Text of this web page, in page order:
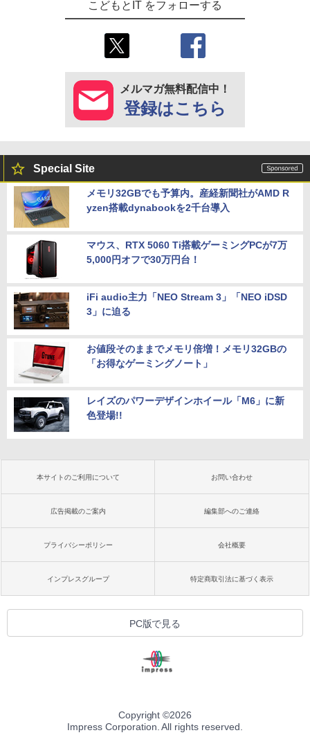
こどもとIT をフォローする
メルマガ無料配信中！
登録はこちら
Special Site
メモリ32GBでも予算内。産経新聞社がAMD R
yzen搭載dynabookを2千台導入
マウス、RTX 5060 Ti搭載ゲーミングPCが7万
5,000円オフで30万円台！
iFi audio主力「NEO Stream 3」「NEO iDSD
3」に迫る
お値段そのままでメモリ倍増！メモリ32GBの
「お得なゲーミングノート」
レイズのパワーデザインホイール「M6」に新
色登場!!
本サイトのご利用について お問い合わせ
広告掲載のご案内 編集部へのご連絡
プライバシーポリシー 会社概要
インプレスグループ 特定商取引法に基づく表示
PC版で見る
Copyright ©2026
Impress Corporation. All rights reserved.